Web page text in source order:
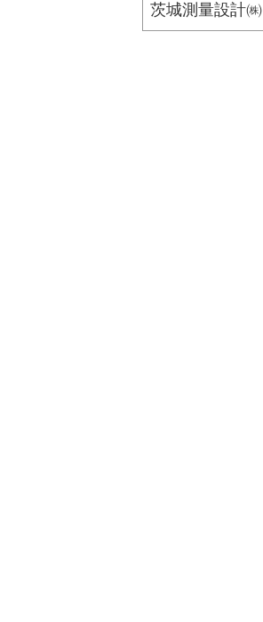
茨城測量設計㈱